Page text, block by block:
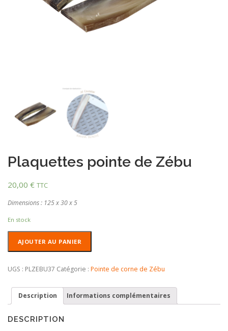
Plaquettes pointe de Zébu
20,00 € TTC
Dimensions : 125 x 30 x 5
En stock
pointe
Zébu
AJOUTER AU PANIER
UGS : PLZEBU37 Catégorie : Pointe de corne de Zébu
Description Informations complémentaires
DESCRIPTION